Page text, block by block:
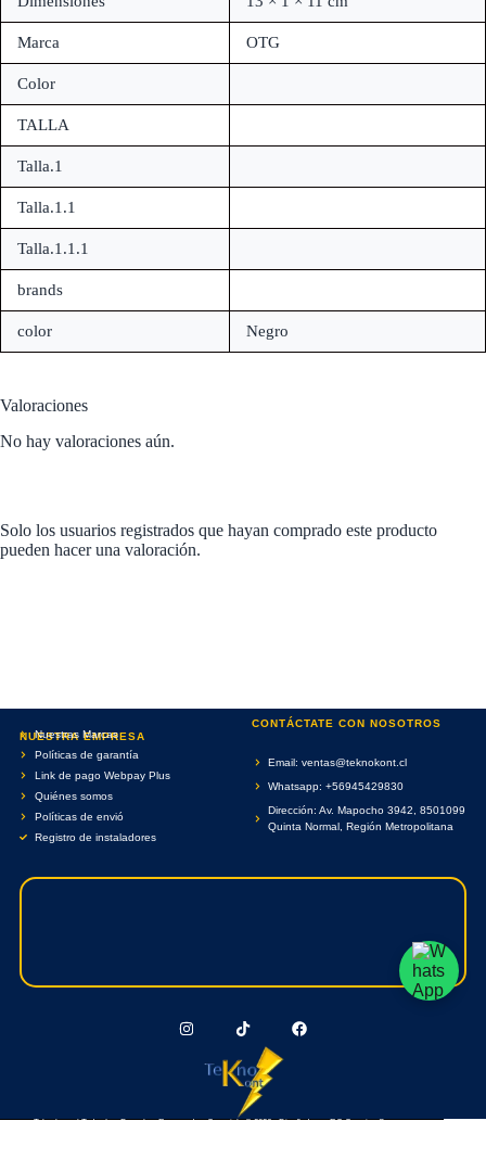
Marca OTG
Color
TALLA
Talla.1
Talla.1.1
Talla.1.1.1
brands
color Negro
Valoraciones
No hay valoraciones aún.
Solo los usuarios registrados que hayan comprado este producto
pueden hacer una valoración.
NUESTRA EMPRESA
Nuestras Marcas
Políticas de garantía
Link de pago Webpay Plus
Quiénes somos
Políticas de envió
Registro de instaladores
CONTÁCTATE CON NOSOTROS
Email: ventas@teknokont.cl
Whatsapp: +56945429830
Dirección: Av. Mapocho 3942, 8501099
Quinta Normal, Región Metropolitana
Teknokont.cl Todos Los Derechos Reservados. Copyright © 2026 - Diseñado por RC Creative Systems